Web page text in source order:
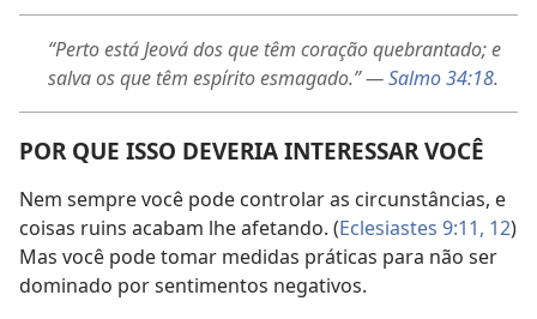
“Perto está Jeová dos que têm coração quebrantado; e
salva os que têm espírito esmagado.” —Salmo 34:18.
POR QUE ISSO DEVERIA INTERESSAR VOCÊ
Nem sempre você pode controlar as circunstâncias, e
coisas ruins acabam lhe afetando. (Eclesiastes 9:11, 12)
Mas você pode tomar medidas práticas para não ser
dominado por sentimentos negativos.